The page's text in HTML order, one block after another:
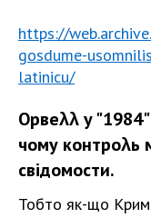
https://
gosdume-
latinicu/
Орвеλλ у
чому контроλь
свідомости.
Тобто як-що